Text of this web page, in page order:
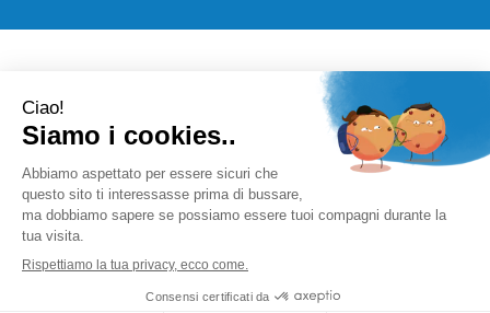
Farmacia Città D'Europa Dr. Leonardo Gaoni
d'Europa, 700 00144 Roma (RM)
info@farmace.it|Tel.: 065290252
| P.Iva: 09281581000 |
Powered byPrenofa